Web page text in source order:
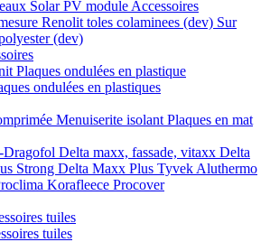
Solar PV module Accessoires
Renolit toles colaminees (dev) Sur
(dev)
Plaques ondulées en plastique
ondulées en plastiques
Menuiserite isolant Plaques en mat
Dragofol Delta maxx, fassade, vitaxx Delta
Strong Delta Maxx Plus Tyvek Aluthermo
Korafleece Procover
tuiles
tuiles